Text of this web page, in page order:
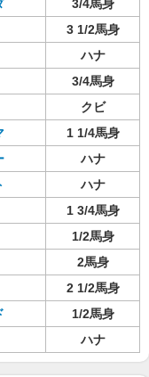
3/4馬身
3 1/2馬身
ハナ
3/4馬身
クビ
1 1/4馬身
ハナ
ハナ
1 3/4馬身
1/2馬身
2馬身
2 1/2馬身
1/2馬身
ハナ